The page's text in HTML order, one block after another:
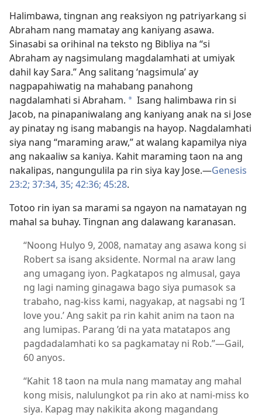
Halimbawa, tingnan ang reaksiyon ng patriyarkang si
Abraham nang mamatay ang kaniyang asawa.
Sinasabi sa orihinal na teksto ng Bibliya na “si
Abraham ay nagsimulang magdalamhati at umiyak
dahil kay Sara.” Ang salitang ‘nagsimula’ ay
nagpapahiwatig na mahabang panahong
nagdalamhati si Abraham. a Isang halimbawa rin si
Jacob, na pinapaniwalang ang kaniyang anak na si Jose
ay pinatay ng isang mabangis na hayop. Nagdalamhati
siya nang “maraming araw,” at walang kapamilya niya
ang nakaaliw sa kaniya. Kahit maraming taon na ang
nakalipas, nangungulila pa rin siya kay Jose.—Genesis
23:2; 37:34, 35; 42:36; 45:28.
Totoo rin iyan sa marami sa ngayon na namatayan ng
mahal sa buhay. Tingnan ang dalawang karanasan.
“Noong Hulyo 9, 2008, namatay ang asawa kong si
Robert sa isang aksidente. Normal na araw lang
ang umagang iyon. Pagkatapos ng almusal, gaya
ng lagi naming ginagawa bago siya pumasok sa
trabaho, nag-kiss kami, nagyakap, at nagsabi ng ‘I
love you.’ Ang sakit pa rin kahit anim na taon na
ang lumipas. Parang ’di na yata matatapos ang
pagdadalamhati ko sa pagkamatay ni Rob.”—Gail,
60 anyos.
“Kahit 18 taon na mula nang mamatay ang mahal
kong misis, nalulungkot pa rin ako at nami-miss ko
siya. Kapag may nakikita akong magandang